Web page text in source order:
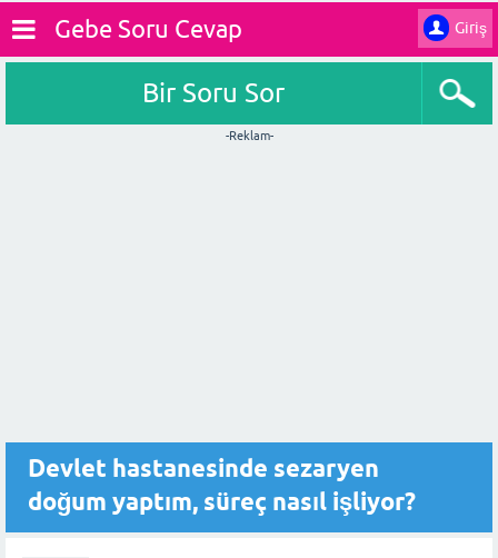
Giriş
Gebe Soru Cevap
Bir Soru Sor
-Reklam-
Devlet hastanesinde sezaryen
doğum yaptım, süreç nasıl işliyor?